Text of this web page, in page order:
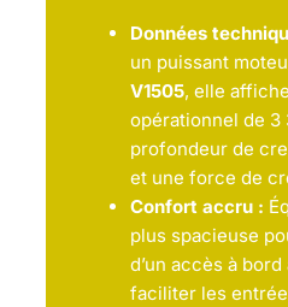
Données
un puissant
V1505, elle
opérationnel de 3
profondeur de
et une force de
Confort accru :
plus spacieuse
d’un accès à
faciliter les